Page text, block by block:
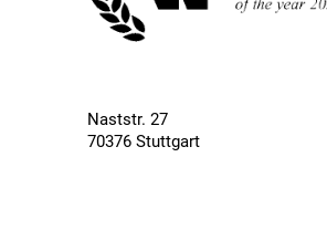
Naststr. 27
70376 Stuttgart